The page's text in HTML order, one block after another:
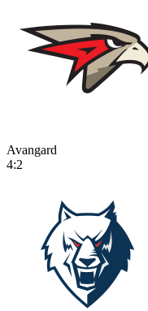
Avangard
4:2